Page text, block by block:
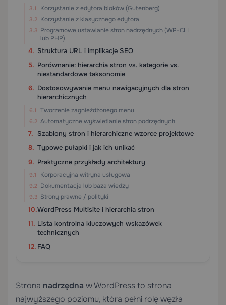
Korzystanie z edytora bloków (Gutenberg)
Korzystanie z klasycznego edytora
Programowe ustawianie stron nadrzędnych (WP-CLI
lub PHP)
Struktura URL i implikacje SEO
Porównanie: hierarchia stron vs. kategorie vs.
niestandardowe taksonomie
Dostosowywanie menu nawigacyjnych dla stron
hierarchicznych
Tworzenie zagnieżdżonego menu
Automatyczne wyświetlanie stron podrzędnych
Szablony stron i hierarchiczne wzorce projektowe
Typowe pułapki i jak ich unikać
Praktyczne przykłady architektury
Korporacyjna witryna usługowa
Dokumentacja lub baza wiedzy
Strony prawne / polityki
WordPress Multisite i hierarchia stron
Lista kontrolna kluczowych wskazówek
technicznych
FAQ
Strona nadrzędna w WordPress to strona
najwyższego poziomu, która pełni rolę węzła